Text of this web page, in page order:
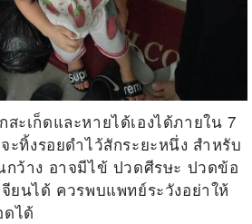
ะเก็ดและหายได้เองได้ภายใน 7
ทิ้งรอยดำไว้สักระยะหนึ่ง สำหรับ
ว้าง อาจมีไข้ ปวดศีรษะ ปวดข้อ
ยนได้ ควรพบแพทย์ระวังอย่าให้
ดได้